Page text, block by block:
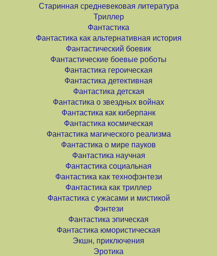
Старинная средневековая литература
Триллер
Фантастика
Фантастика как альтернативная история
Фантастический боевик
Фантастические боевые роботы
Фантастика героическая
Фантастика детективная
Фантастика детская
Фантастика о звездных войнах
Фантастика как киберпанк
Фантастика космическая
Фантастика магического реализма
Фантастика о мире пауков
Фантастика научная
Фантастика социальная
Фантастика как технофэнтези
Фантастика как триллер
Фантастика с ужасами и мистикой
Фэнтези
Фантастика эпическая
Фантастика юмористическая
Экшн, приключения
Эротика